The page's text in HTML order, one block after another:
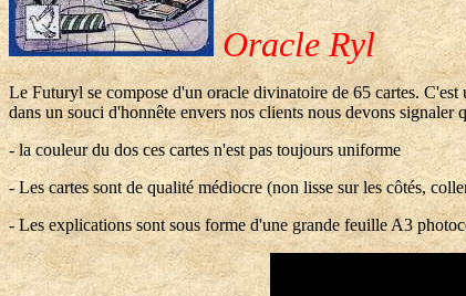
Oracle Ryl
Le Futuryl se compose d'un oracle divinatoire de 65 cartes.
dans un souci d'honnête envers nos clients nous devons signaler
- la couleur du dos ces cartes n'est pas toujours uniforme
- Les cartes sont de qualité médiocre (non lisse sur les côtés,
- Les explications sont sous forme d'une grande feuille A3